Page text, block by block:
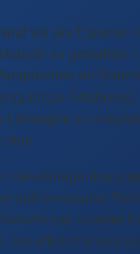
wir als
zu
an
Lösungen zu
des Anlagenbaus
und innovative
unserer
um effiziente und